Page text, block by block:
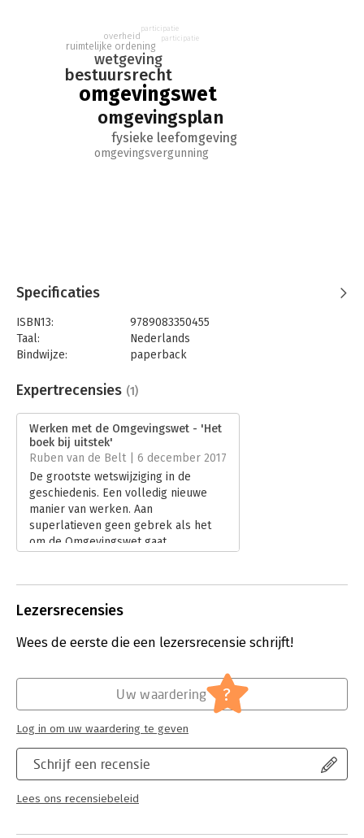
overzichtelijke wijze uiteengezet en in het slot van het boek
worden praktische tips gegeven voor een goede uitvoering van
de wet. Hiermee is het geschikt voor iedereen die meer over
de systematiek van de wet, het omgevingsplan en de voor
gebiedsontwikkeling relevante aspecten van het
omgevingsplan wil weten.
omgevingswet
omgevingsplan
bestuursrecht
wetgeving
fysieke leefomgeving
omgevingsvergunning
ruimtelijke ordening
overheid
participatie
participatie
Specificaties
ISBN13:
9789083350455
Taal:
Nederlands
Bindwijze:
paperback
Uitgever:
Berghauser Pont Publishing
Verschijningsdatum:
13-10-2023
Hoofdrubriek:
Juridisch
Omgevingsrecht
Serie:
Ruimtelijke ordening & bouw
Expertrecensies (1)
Werken met de Omgevingswet - 'Het
boek bij uitstek'
Ruben van de Belt | 6 december 2017
De grootste wetswijziging in de
geschiedenis. Een volledig nieuwe
manier van werken. Aan
superlatieven geen gebrek als het
om de Omgevingswet gaat.
Lezersrecensies
Wees de eerste die een lezersrecensie schrijft!
Schrijf een recensie
Lees ons recensiebeleid
Uw waardering ?
Log in om uw waardering te geven